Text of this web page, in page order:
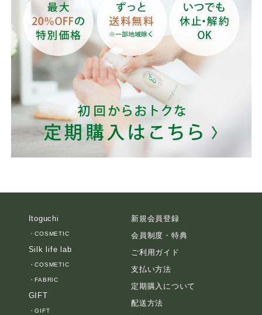
Itoguchi
・COSMETIC
Silk life lab
・COSMETIC
・FABRIC
GIFT
・GIFT
新規会員登録
会員制度・特典
ご利用ガイド
支払い方法
定期購入について
配送方法